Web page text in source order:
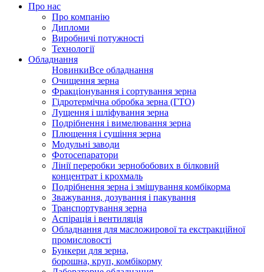
Про нас
Про компанію
Дипломи
Виробничі потужності
Технології
Обладнання
НовинкиВсе обладнання
Очищення зерна
Фракціонування і сортування зерна
Гідротермічна обробка зерна (ГТО)
Лущення і шліфування зерна
Подрібнення і вимелювання зерна
Плющення і сушіння зерна
Модульні заводи
Фотосепаратори
Лінії переробки зернобобових в білковий
концентрат і крохмаль
Подрібнення зерна і змішування комбікорма
Зважування, дозування і пакування
Транспортування зерна
Аспірація і вентиляція
Обладнання для масложирової та екстракційної
промисловості
Бункери для зерна,
борошна, круп, комбікорму